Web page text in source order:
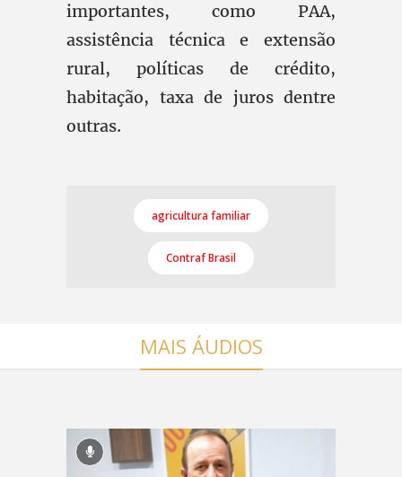
importantes, como PAA,
assistência técnica e extensão
rural, políticas de crédito,
habitação, taxa de juros dentre
outras.
agricultura familiar
Contraf Brasil
MAIS ÁUDIOS